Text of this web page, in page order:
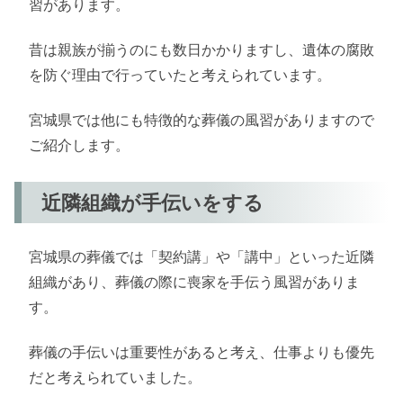
習があります。
昔は親族が揃うのにも数日かかりますし、遺体の腐敗
を防ぐ理由で行っていたと考えられています。
宮城県では他にも特徴的な葬儀の風習がありますので
ご紹介します。
近隣組織が手伝いをする
宮城県の葬儀では「契約講」や「講中」といった近隣
組織があり、葬儀の際に喪家を手伝う風習がありま
す。
葬儀の手伝いは重要性があると考え、仕事よりも優先
だと考えられていました。